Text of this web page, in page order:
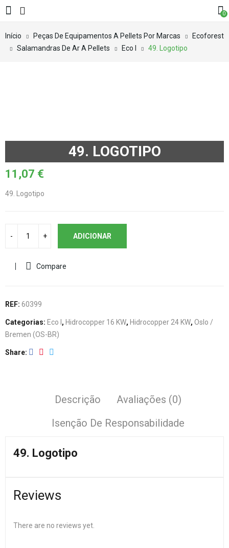
0
Início Peças De Equipamentos A Pellets Por Marcas
Ecoforest
Salamandras De Ar A Pellets
Eco I 49. Logotipo
49. LOGOTIPO
11,07 €
49. Logotipo
ADICIONAR
Compare
REF: 60399
Categorias: Eco I , Hidrocopper 16 KW, Hidrocopper 24 KW, Oslo /
Bremen (OS-BR)
Share
Descrição
Avaliações (0)
Isenção De Responsabilidade
49. Logotipo
Reviews
There are no reviews yet.